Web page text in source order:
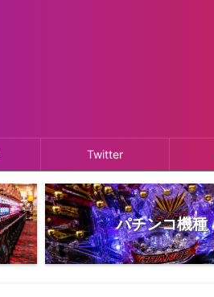
Twitter
パチンコ機種